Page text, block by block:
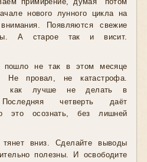
примирение, думая "потом
нового лунного цикла на
Появляются свежие
А старое так и висит.
пошло не так в этом месяце
провал, не катастрофа.
как лучше не делать в
четверть даёт
это осознать, без лишней
вниз. Сделайте выводы
полезны. И освободите